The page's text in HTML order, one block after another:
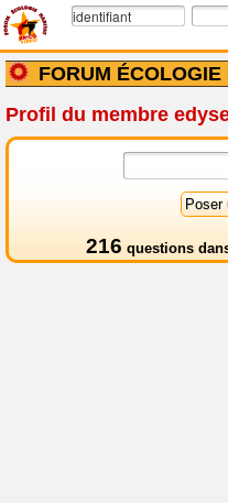
FORUM ÉCOLOGIE
Profil du membre
216 questions